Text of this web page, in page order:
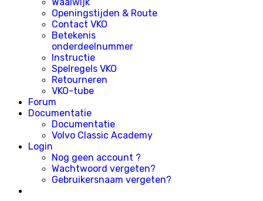
Openingstijden & Route
Contact VKO
Betekenis
onderdeelnummer
Instructie
Spelregels VKO
Retourneren
VKO-tube
Forum
Documentatie
Documentatie
Volvo Classic Academy
Login
Nog geen account ?
Wachtwoord vergeten?
Gebruikersnaam vergeten?